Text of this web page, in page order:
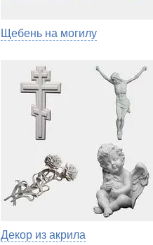
Щебень на могилу
Декор из акрила